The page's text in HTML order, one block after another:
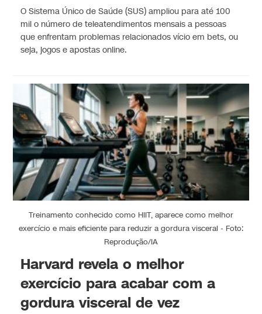
O Sistema Único de Saúde (SUS) ampliou para até 100
mil o número de teleatendimentos mensais a pessoas
que enfrentam problemas relacionados vício em bets, ou
seja, jogos e apostas online.
Treinamento conhecido como HIIT, aparece como melhor
exercício e mais eficiente para reduzir a gordura visceral - Foto:
Reprodução/IA
Harvard revela o melhor
exercício para acabar com a
gordura visceral de vez